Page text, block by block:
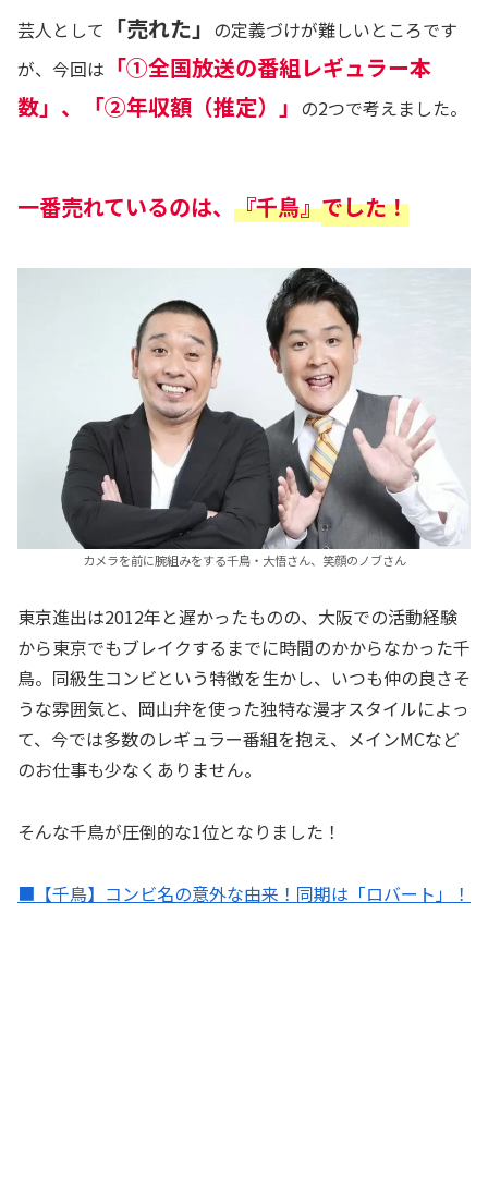
芸人として 「売れた」 の定義づけが難しいところです
が、今回は 「①全国放送の番組レギュラー本
数」、「②年収額（推定）」 の2つで考えました。
一番売れているのは、 『千鳥』でした！
カメラを前に腕組みをする千鳥・大悟さん、笑顔のノブさん
東京進出は2012年と遅かったものの、大阪での活動経験
から東京でもブレイクするまでに時間のかからなかった千
鳥。同級生コンビという特徴を生かし、いつも仲の良さそ
うな雰囲気と、岡山弁を使った独特な漫才スタイルによっ
て、今では多数のレギュラー番組を抱え、メインMCなど
のお仕事も少なくありません。
そんな千鳥が圧倒的な1位となりました！
■【千鳥】コンビ名の意外な由来！同期は「ロバート」！